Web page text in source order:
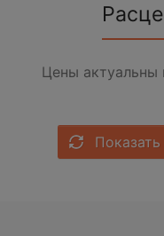
Цены актуальны